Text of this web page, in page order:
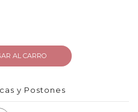
AL CARRO
y Postones